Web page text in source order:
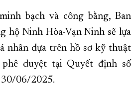
bạch và công bằng, Ban
hộ Ninh Hòa-Vạn Ninh sẽ lựa
nhân dựa trên hồ sơ kỹ thuật
duyệt tại Quyết định số
06/2025.